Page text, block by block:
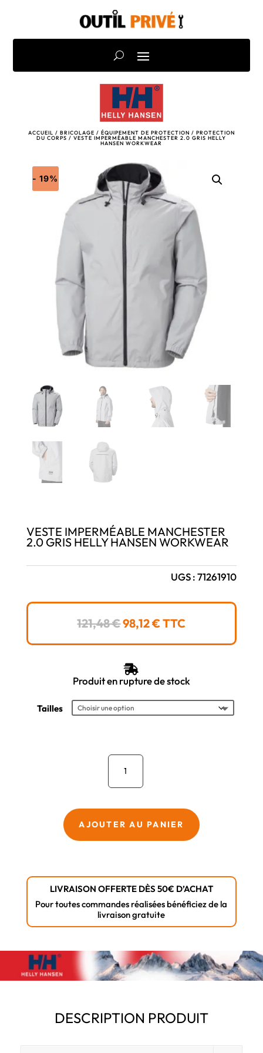
ACCUEIL / BRICOLAGE / ÉQUIPEMENT DE PROTECTION / PROTECTION
DU CORPS / VESTE IMPERMÉABLE MANCHESTER 2.0 GRIS HELLY
HANSEN WORKWEAR
- 19%
VESTE IMPERMÉABLE MANCHESTER
2.0 GRIS HELLY HANSEN WORKWEAR
UGS :71261910
121,48€LE
ÉTAIT :
121,48 €.
98,12€LE
98,12 €.
TTC

Produit en rupture de stock
Tailles
quantité
Veste
Manchester
Hansen
Workwear
AJOUTER AU PANIER
LIVRAISON OFFERTE DÈS 50€ D’ACHAT
Pour toutes commandes réalisées bénéficiez de la
livraison gratuite
DESCRIPTION PRODUIT